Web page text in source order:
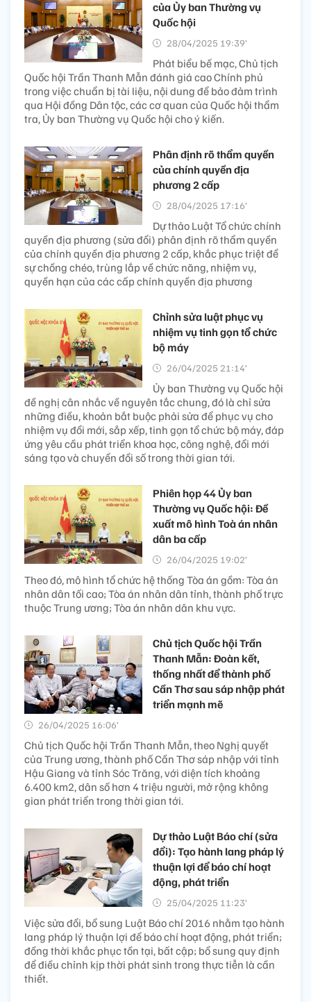
của Ủy ban Thường vụ
Quốc hội
28/04/2025 19:39’
Phát biểu bế mạc, Chủ tịch
Quốc hội Trần Thanh Mẫn đánh giá cao Chính phủ
trong việc chuẩn bị tài liệu, nội dung để bảo đảm trình
qua Hội đồng Dân tộc, các cơ quan của Quốc hội thẩm
tra, Ủy ban Thường vụ Quốc hội cho ý kiến.
Phân định rõ thẩm quyền
của chính quyền địa
phương 2 cấp
28/04/2025 17:16’
Dự thảo Luật Tổ chức chính
quyền địa phương (sửa đổi) phân định rõ thẩm quyền
của chính quyền địa phương 2 cấp, khắc phục triệt để
sự chồng chéo, trùng lắp về chức năng, nhiệm vụ,
quyền hạn của các cấp chính quyền địa phương
Chỉnh sửa luật phục vụ
nhiệm vụ tinh gọn tổ chức
bộ máy
26/04/2025 21:14’
Ủy ban Thường vụ Quốc hội
đề nghị cân nhắc về nguyên tắc chung, đó là chỉ sửa
những điều, khoản bắt buộc phải sửa để phục vụ cho
nhiệm vụ đổi mới, sắp xếp, tinh gọn tổ chức bộ máy, đáp
ứng yêu cầu phát triển khoa học, công nghệ, đổi mới
sáng tạo và chuyển đổi số trong thời gian tới.
Phiên họp 44 Ủy ban
Thường vụ Quốc hội: Đề
xuất mô hình Toà án nhân
dân ba cấp
26/04/2025 19:02’
Theo đó, mô hình tổ chức hệ thống Tòa án gồm: Tòa án
nhân dân tối cao; Tòa án nhân dân tỉnh, thành phố trực
thuộc Trung ương; Tòa án nhân dân khu vực.
Chủ tịch Quốc hội Trần
Thanh Mẫn: Đoàn kết,
thống nhất để thành phố
Cần Thơ sau sáp nhập phát
triển mạnh mẽ
26/04/2025 16:06’
Chủ tịch Quốc hội Trần Thanh Mẫn, theo Nghị quyết
của Trung ương, thành phố Cần Thơ sáp nhập với tỉnh
Hậu Giang và tỉnh Sóc Trăng, với diện tích khoảng
6.400 km2, dân số hơn 4 triệu người, mở rộng không
gian phát triển trong thời gian tới.
Dự thảo Luật Báo chí (sửa
đổi): Tạo hành lang pháp lý
thuận lợi để báo chí hoạt
động, phát triển
25/04/2025 11:23’
Việc sửa đổi, bổ sung Luật Báo chí 2016 nhằm tạo hành
lang pháp lý thuận lợi để báo chí hoạt động, phát triển;
đồng thời khắc phục tồn tại, bất cập; bổ sung quy định
để điều chỉnh kịp thời phát sinh trong thực tiễn là cần
thiết.